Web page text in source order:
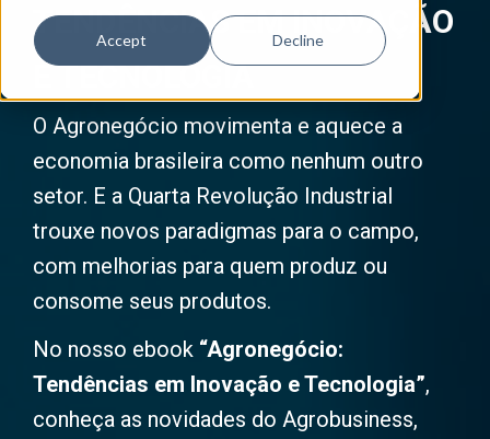
Accept Decline
TENDÊNCIAS EM INOVAÇÃO
E TECNOLOGIA
O Agronegócio movimenta e aquece a
economia brasileira como nenhum outro
setor. E a Quarta Revolução Industrial
trouxe novos paradigmas para o campo,
com melhorias para quem produz ou
consome seus produtos.
No nosso ebook “Agronegócio:
Tendências em Inovação e Tecnologia”,
conheça as novidades do Agrobusiness,